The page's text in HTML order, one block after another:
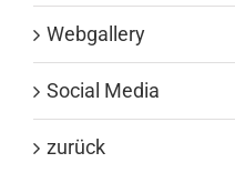
Webgallery
Social Media
zurück